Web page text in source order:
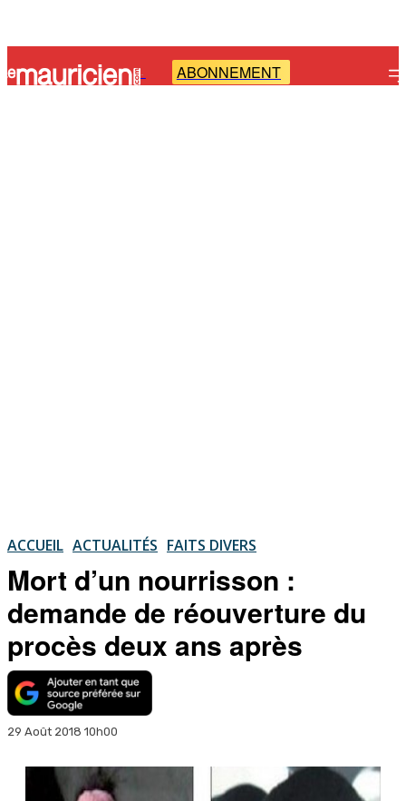
- ABONNEMENT
ACCUEIL ACTUALITÉS FAITS DIVERS
Mort d’un nourrisson :
demande de réouverture du
procès deux ans après
29 Août 2018 10h00